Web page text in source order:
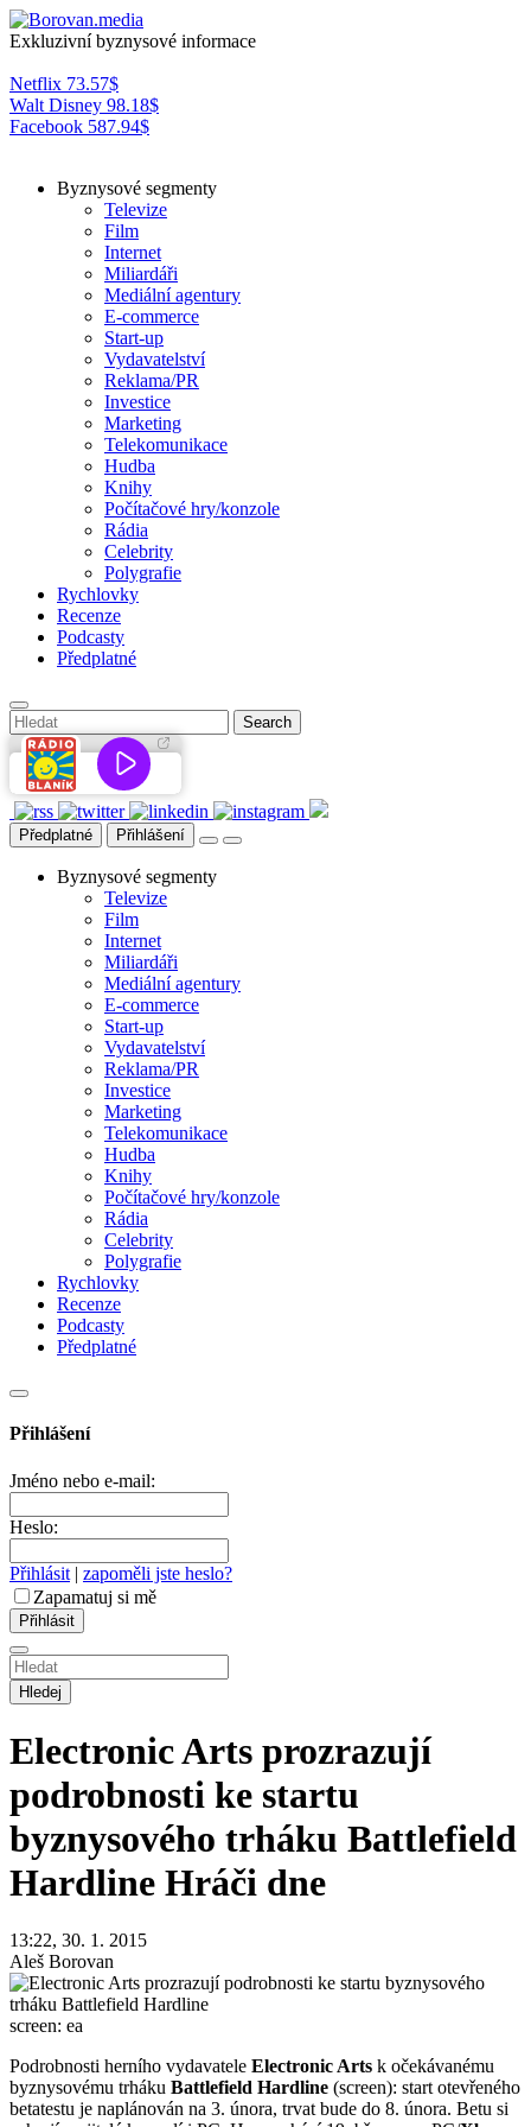
Exkluzivní byznysové informace
Netflix 73.57$
Walt Disney 98.18$
Facebook 587.94$
Byznysové segmenty
Televize
Film
Internet
Miliardáři
Mediální agentury
E-commerce
Start-up
Vydavatelství
Reklama/PR
Investice
Marketing
Telekomunikace
Hudba
Knihy
Počítačové hry/konzole
Rádia
Celebrity
Polygrafie
Rychlovky
Recenze
Podcasty
Předplatné
Předplatné Přihlášení
Byznysové segmenty
Televize
Film
Internet
Miliardáři
Mediální agentury
E-commerce
Start-up
Vydavatelství
Reklama/PR
Investice
Marketing
Telekomunikace
Hudba
Knihy
Počítačové hry/konzole
Rádia
Celebrity
Polygrafie
Rychlovky
Recenze
Podcasty
Předplatné
Přihlášení
Jméno nebo e-mail:
Heslo:
Přihlásit | zapoměli jste heslo?
Zapamatuj si mě
Hledej
Electronic Arts prozrazují
podrobnosti ke startu
byznysového trháku Battlefield
Hardline Hráči dne
13:22, 30. 1. 2015
Aleš Borovan
screen: ea
Podrobnosti herního vydavatele Electronic Arts k očekávanému
byznysovému trháku Battlefield Hardline (screen): start otevřeného
betatestu je naplánován na 3. února, trvat bude do 8. února. Betu si